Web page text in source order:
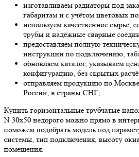
изготавливаем радиаторы под
габаритам и с учётом цветовых
используем качественное сырьё,
трубы и надёжные сварные
предоставляем полную
инструкции по подключению,
обновляем каталог, указываем
конфигурацию, без скрытых
отправляем продукцию по
России, в страны СНГ;
Купить горизонтальные трубчатые
N 30х50 недорого можно прямо в
поможем подобрать модель под
системы, тип подключения, высоту
помещения.